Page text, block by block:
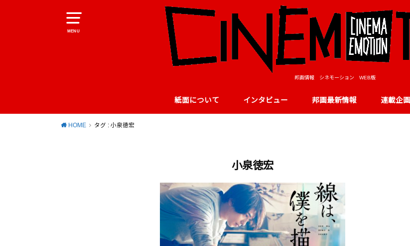
MENU
邦画情報 シネモーション WEB版
紙面について インタビュー 邦画最新情報 連載企画
HOME タグ : 小泉徳宏
小泉徳宏